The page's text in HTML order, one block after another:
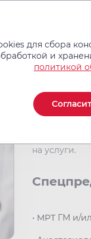
Дорогие
на услуги.
• МРТГМ и/
для сбора
и
политикой